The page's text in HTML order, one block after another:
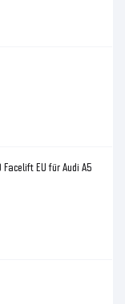
EU für Audi A5